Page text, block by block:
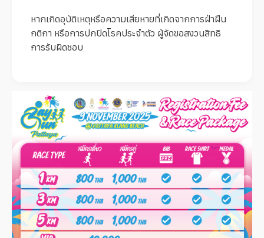
หากเกิดอุบัติเหตุหรือความเสียหายที่เกิดจากการฝ่าฝืน
กติกา หรือการปกปิดโรคประจำตัว ผู้จัดขอสงวนสิทธิ
การรับผิดชอบ